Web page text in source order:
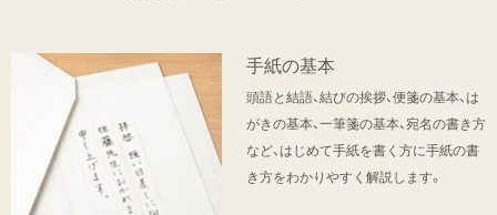
手紙の基本
頭語と結語、結びの挨拶、便箋の基本、は
がきの基本、一筆箋の基本、宛名の書き方
など、はじめて手紙を書く方に手紙の書
き方をわかりやすく解説します。